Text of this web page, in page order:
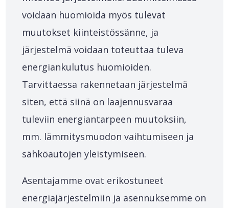
voidaan huomioida myös tulevat
muutokset kiinteistössänne, ja
järjestelmä voidaan toteuttaa tuleva
energiankulutus huomioiden.
Tarvittaessa rakennetaan järjestelmä
siten, että siinä on laajennusvaraa
tuleviin energiantarpeen muutoksiin,
mm. lämmitysmuodon vaihtumiseen ja
sähköautojen yleistymiseen.
Asentajamme ovat erikostuneet
energiajärjestelmiin ja asennuksemme on